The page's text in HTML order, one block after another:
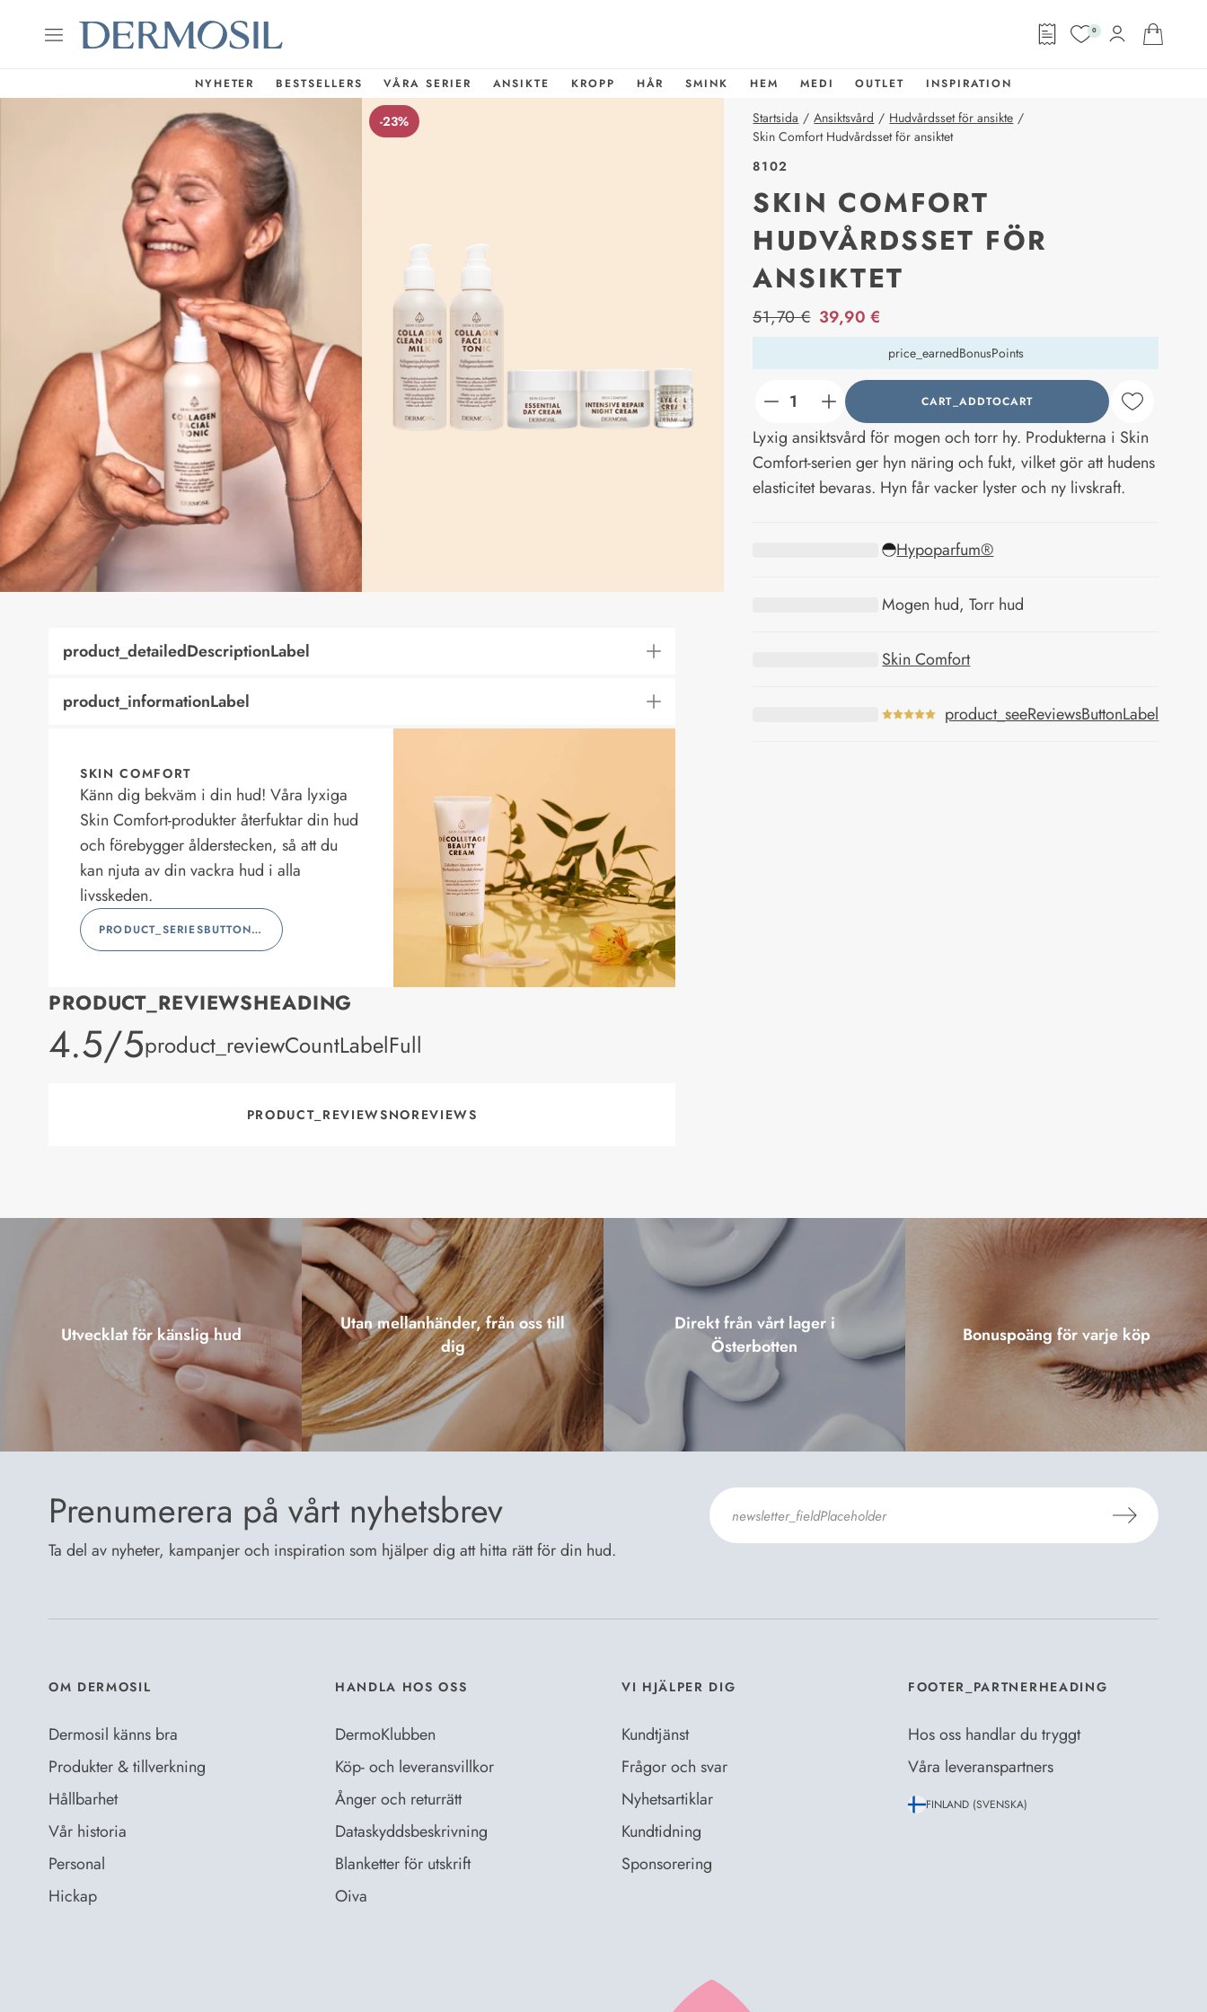
0
NYHETER BESTSELLERS VÅRA SERIER ANSIKTE KROPP HÅR SMINK HEM MEDI OUTLET INSPIRATION
-23% Startsida / Ansiktsvård / Hudvårdsset för ansikte /
Skin Comfort Hudvårdsset för ansiktet
8102
SKIN COMFORT
HUDVÅRDSSET FÖR
ANSIKTET
price_label
51,70 € 39,90 €
price_earnedBonusPoints
counter_current CART_ADDTOCART
Lyxig ansiktsvård för mogen och torr hy. Produkterna i Skin
Comfort-serien ger hyn näring och fukt, vilket gör att hudens
elasticitet bevaras. Hyn får vacker lyster och ny livskraft.
Hypoparfum®
Mogen hud, Torr hud
Skin Comfort
product_seeReviewsButtonLabel
product_detailedDescriptionLabel
product_informationLabel
SKIN COMFORT
Känn dig bekväm i din hud! Våra lyxiga
Skin Comfort-produkter återfuktar din hud
och förebygger ålderstecken, så att du
kan njuta av din vackra hud i alla
livsskeden.
PRODUCT_SERIESBUTTONLABEL
PRODUCT_REVIEWSHEADING
product_rating
4.5/5product_reviewCountLabelFull
PRODUCT_REVIEWSNOREVIEWS
Utvecklat för känslig hud
Utan mellanhänder, från oss till
dig
Direkt från vårt lager i
Österbotten
Bonuspoäng för varje köp
Prenumerera på vårt nyhetsbrev
Ta del av nyheter, kampanjer och inspiration som hjälper dig att hitta rätt för din hud.
OM DERMOSIL
Dermosil känns bra
Produkter & tillverkning
Hållbarhet
Vår historia
Personal
Hickap
HANDLA HOS OSS
DermoKlubben
Köp- och leveransvillkor
Ånger och returrätt
Dataskyddsbeskrivning
Blanketter för utskrift
Oiva
VI HJÄLPER DIG
Kundtjänst
Frågor och svar
Nyhetsartiklar
Kundtidning
Sponsorering
FOOTER_PARTNERHEADING
Hos oss handlar du tryggt
Våra leveranspartners
FINLAND (SVENSKA)